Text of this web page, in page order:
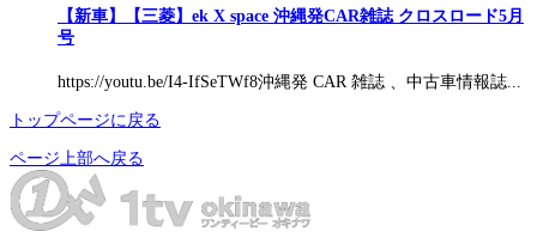
【新車】【三菱】ek X space 沖縄発CAR雑誌 クロスロード5月
号
https://youtu.be/I4-IfSeTWf8沖縄発 CAR 雑誌 、中古車情報誌...
トップページに戻る
ページ上部へ戻る